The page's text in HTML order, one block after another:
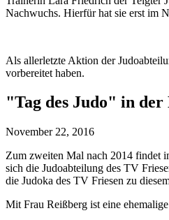
Nachwuchs. Hierfür hat sie erst im
Als allerletzte Aktion der
vorbereitet haben.
"Tag des Judo" in der
November 22, 2016
Zum zweiten Mal nach 2014 findet
sich die Judoabteilung des TV
die Judoka des TV Friesen zu
Mit Frau Reißberg ist eine